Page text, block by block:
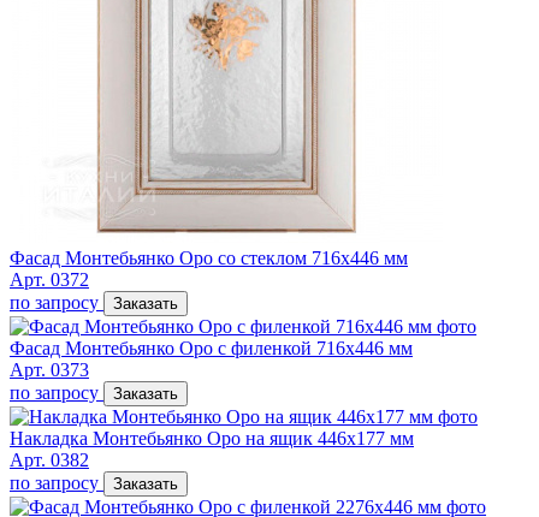
Фасад Монтебьянко Оро со стеклом 716х446 мм
Арт. 0372
по запросу
Заказать
Фасад Монтебьянко Оро с филенкой 716х446 мм
Арт. 0373
по запросу
Заказать
Накладка Монтебьянко Оро на ящик 446х177 мм
Арт. 0382
по запросу
Заказать